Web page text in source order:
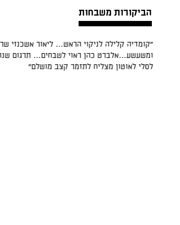
הביקורות משבחות
"הרבה צחוק והתרחשויות בלתי פוסקות"